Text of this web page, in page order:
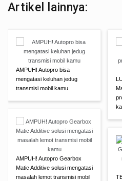
Artikel lainnya:
AMPUH! Autopro bisa
mengatasi keluhan jedug
transmisi mobil kamu
AMPUH! Autopro Gearbox
Matic Additive solusi mengatasi
masalah lemot transmisi mobil